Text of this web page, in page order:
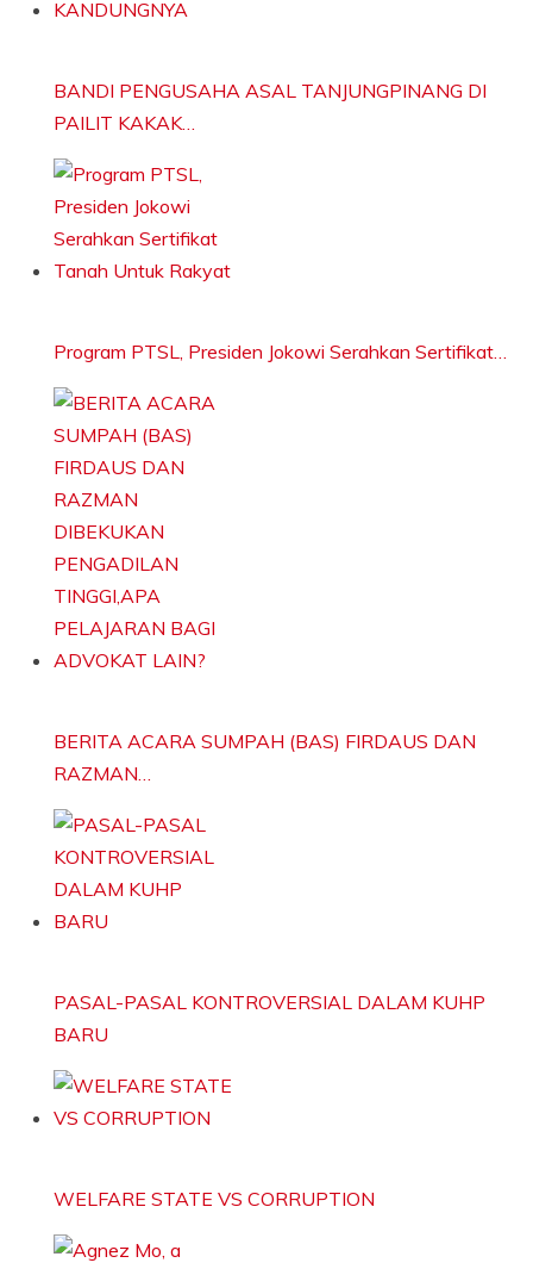
BANDI PENGUSAHA ASAL TANJUNGPINANG DI
PAILIT KAKAK…
Program PTSL, Presiden Jokowi Serahkan Sertifikat…
BERITA ACARA SUMPAH (BAS) FIRDAUS DAN
RAZMAN…
PASAL-PASAL KONTROVERSIAL DALAM KUHP
BARU
WELFARE STATE VS CORRUPTION